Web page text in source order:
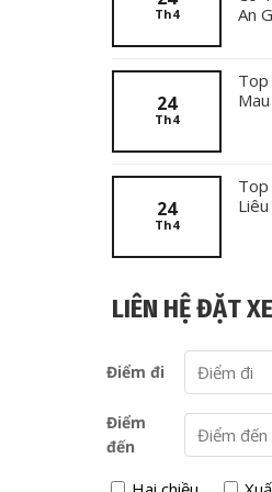
Th4
An
24
Th4
Top
24
Th4
Top
LIÊN HỆ ĐẶT XE
Điểm đi
Điểm
đến